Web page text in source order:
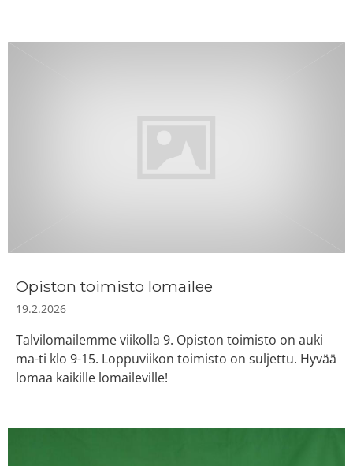
Opiston toimisto lomailee
19.2.2026
Talvilomailemme viikolla 9. Opiston toimisto on auki
ma-ti klo 9-15. Loppuviikon toimisto on suljettu. Hyvää
lomaa kaikille lomaileville!